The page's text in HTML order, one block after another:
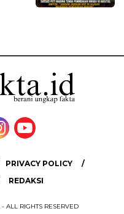
PRIVACY POLICY
REDAKSI
ALL RIGHTS RESERVED